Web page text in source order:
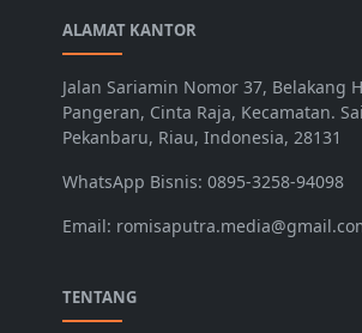
ALAMAT KANTOR
Jalan Sariamin Nomor 37, Belakang
Pangeran, Cinta Raja, Kecamatan.
Pekanbaru, Riau, Indonesia, 28131
WhatsApp Bisnis: 0895-3258-94098
Email:
TENTANG